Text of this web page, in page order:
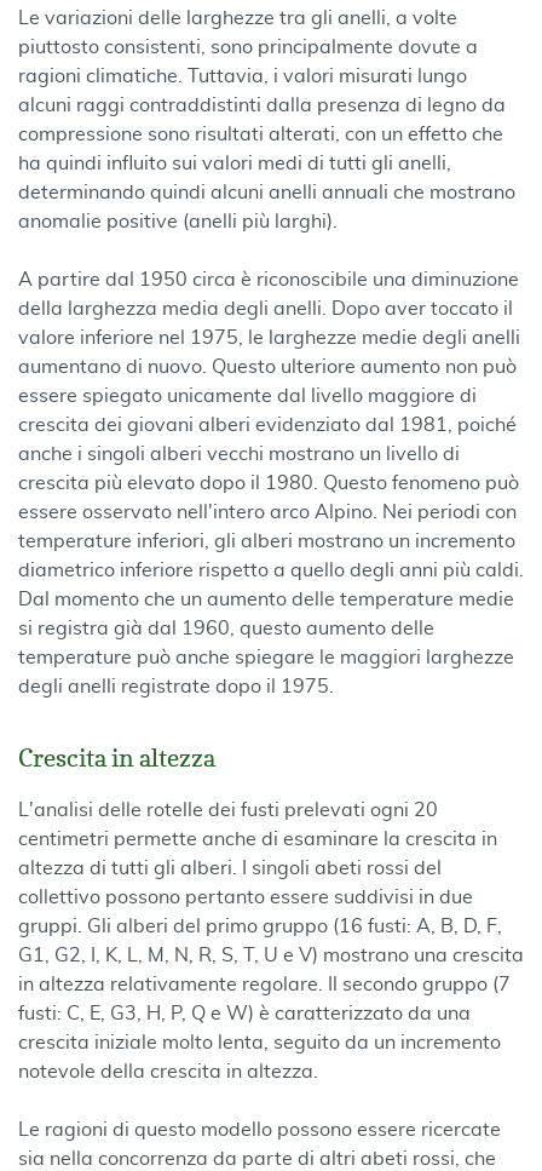
Le variazioni delle larghezze tra gli anelli, a volte
piuttosto consistenti, sono principalmente dovute a
ragioni climatiche. Tuttavia, i valori misurati lungo
alcuni raggi contraddistinti dalla presenza di legno da
compressione sono risultati alterati, con un effetto che
ha quindi influito sui valori medi di tutti gli anelli,
determinando quindi alcuni anelli annuali che mostrano
anomalie positive (anelli più larghi).
A partire dal 1950 circa è riconoscibile una diminuzione
della larghezza media degli anelli. Dopo aver toccato il
valore inferiore nel 1975, le larghezze medie degli anelli
aumentano di nuovo. Questo ulteriore aumento non può
essere spiegato unicamente dal livello maggiore di
crescita dei giovani alberi evidenziato dal 1981, poiché
anche i singoli alberi vecchi mostrano un livello di
crescita più elevato dopo il 1980. Questo fenomeno può
essere osservato nell'intero arco Alpino. Nei periodi con
temperature inferiori, gli alberi mostrano un incremento
diametrico inferiore rispetto a quello degli anni più caldi.
Dal momento che un aumento delle temperature medie
si registra già dal 1960, questo aumento delle
temperature può anche spiegare le maggiori larghezze
degli anelli registrate dopo il 1975.
Crescita in altezza
L'analisi delle rotelle dei fusti prelevati ogni 20
centimetri permette anche di esaminare la crescita in
altezza di tutti gli alberi. I singoli abeti rossi del
collettivo possono pertanto essere suddivisi in due
gruppi. Gli alberi del primo gruppo (16 fusti: A, B, D, F,
G1, G2, I, K, L, M, N, R, S, T, U e V) mostrano una crescita
in altezza relativamente regolare. Il secondo gruppo (7
fusti: C, E, G3, H, P, Q e W) è caratterizzato da una
crescita iniziale molto lenta, seguito da un incremento
notevole della crescita in altezza.
Le ragioni di questo modello possono essere ricercate
sia nella concorrenza da parte di altri abeti rossi, che